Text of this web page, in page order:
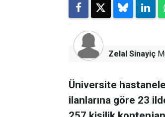
Zelal Sinayiç
Üniversite
ilanlarına göre 23